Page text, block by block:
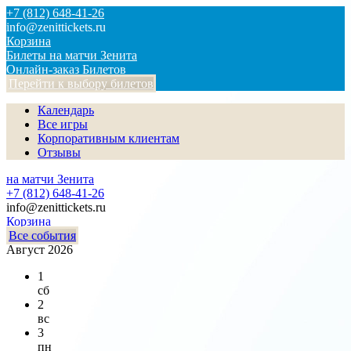
+7 (812) 648-41-26
info@zenittickets.ru
Корзина
Билеты на матчи Зенита
Онлайн-заказ Билетов
Перейти к выбору билетов
Календарь
Все игры
Корпоративным клиентам
Отзывы
на матчи Зенита
+7 (812) 648-41-26
info@zenittickets.ru
Корзина
Все события
Август 2026
1
сб
2
вс
3
пн